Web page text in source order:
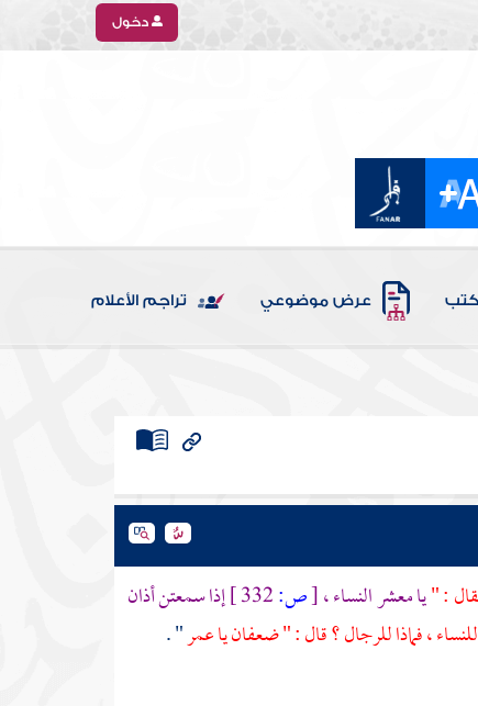
دخول
عرض موضوعي تراجم الأعلام
: "يا معشر النساء ،[ص:
إذا سمعتن أذان
، فماذا للرجال ؟ قال : " ضعفان ياعمر" .